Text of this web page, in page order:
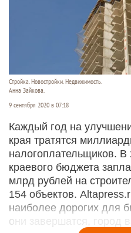
Стройка. Новостройки. Недвижимость.
Анна Зайкова.
9 сентября 2020 в 07:18
Каждый год на
края тратятся
налогоплательщиков. В
краевого бюджета
млрд рублей на
154 объектов.
наиболее дорогих для
они завершатся, город